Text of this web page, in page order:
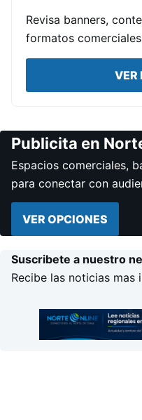
Revisa banners,
formatos
VER
Publicita en
Espacios comerciales,
para conectar con
VER OPCIONES
Suscribete a nuestro
Recibe las noticias